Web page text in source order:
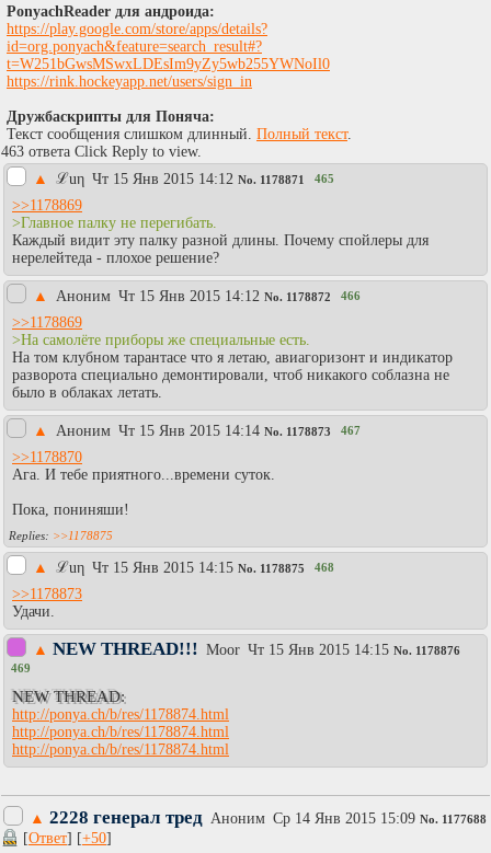
PonyachReader для андроида:
https://play.google.com/store/apps/details?
id=org.ponyach&feature=search_result#?
t=W251bGwsMSwxLDEsIm9yZy5wb255YWNoIl0
https://rink.hockeyapp.net/users/sign_in
Дружбаскрипты для Поняча:
Текст сообщения слишком длинный. Полный текст.
463 ответа Click Reply to view.
▲
ℒuη Чт 15 Янв 2015 14:12 No. 1178871 465
>>1178869
>Главное палку не перегибать.
Каждый видит эту палку разной длины. Почему спойлеры для
нерелейтеда - плохое решение?
▲ Аноним Чт 15 Янв 2015 14:12 No. 1178872 466
>>1178869
>На самолёте приборы же специальные есть.
На том клубном тарантасе что я летаю, авиагоризонт и индикатор
разворота специально демонтировали, чтоб никакого соблазна не
было в облаках летать.
▲ Аноним Чт 15 Янв 2015 14:14 No. 1178873 467
>>1178870
Ага. И тебе приятного...времени суток.
Пока, пониняши!
>>1178875
▲ ℒuη Чт 15 Янв 2015 14:15 No. 1178875 468
>>1178873
Удачи.
▲ NEW THREAD!!! Moor Чт 15 Янв 2015 14:15 No. 1178876
469
NEW THREAD:
http://ponya.ch/b/res/1178874.html
http://ponya.ch/b/res/1178874.html
http://ponya.ch/b/res/1178874.html
▲ 2228 генерал тред Аноним Ср 14 Янв 2015 15:09 No. 1177688
[Ответ] [+50]